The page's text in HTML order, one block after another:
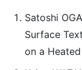
Satoshi
Surface
on a